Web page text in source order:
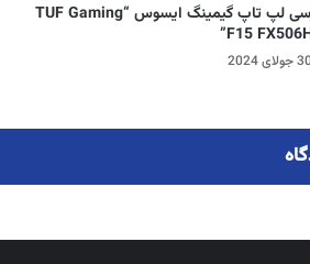
بررسی لپ تاپ گیمینگ ایسوس “TUF Gaming
F15
2024